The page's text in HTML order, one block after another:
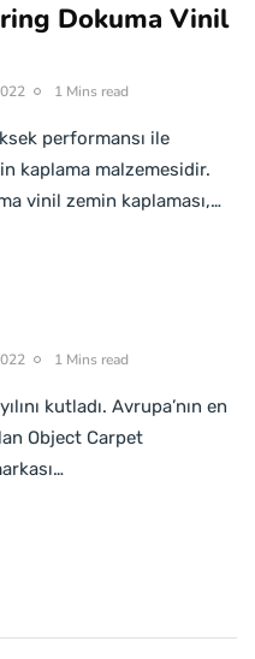
Dokuma Vinil
1 Mins read
performansı ile
kaplama malzemesidir.
vinil zemin kaplaması,…
1 Mins read
kutladı. Avrupa’nın en
Object Carpet